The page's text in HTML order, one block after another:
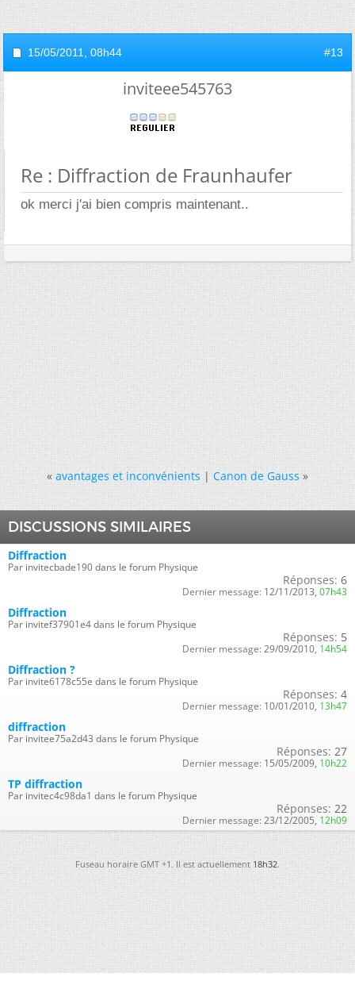
15/05/2011, 08h44 #13
inviteee545763
Re : Diffraction de Fraunhaufer
ok merci j'ai bien compris maintenant..
« avantages et inconvénients|Canon de Gauss »
DISCUSSIONS SIMILAIRES
Diffraction
Par invitecbade190 dans le forum Physique
Réponses: 6
Dernier message: 12/11/2013, 07h43
Diffraction
Par invitef37901e4 dans le forum Physique
Réponses: 5
Dernier message: 29/09/2010, 14h54
Diffraction ?
Par invite6178c55e dans le forum Physique
Réponses: 4
Dernier message: 10/01/2010, 13h47
diffraction
Par invitee75a2d43 dans le forum Physique
Réponses: 27
Dernier message: 15/05/2009, 10h22
TP diffraction
Par invitec4c98da1 dans le forum Physique
Réponses: 22
Dernier message: 23/12/2005, 12h09
Fuseau horaire GMT +1. Il est actuellement18h32.